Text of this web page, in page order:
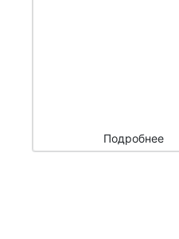
Подробнее